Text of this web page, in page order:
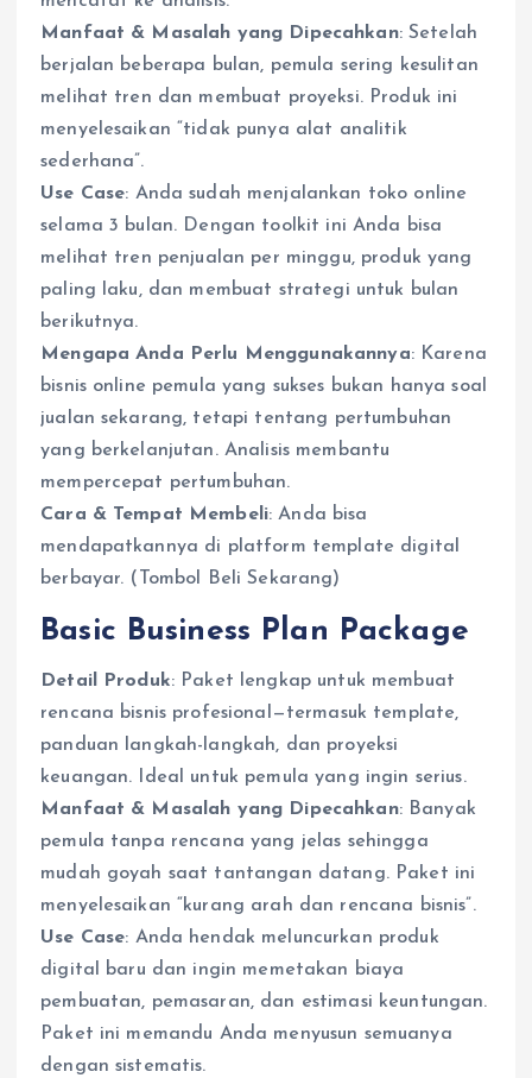
Manfaat & Masalah yang Dipecahkan: Setelah
berjalan beberapa bulan, pemula sering kesulitan
melihat tren dan membuat proyeksi. Produk ini
menyelesaikan “tidak punya alat analitik
sederhana”.
Use Case: Anda sudah menjalankan toko online
selama 3 bulan. Dengan toolkit ini Anda bisa
melihat tren penjualan per minggu, produk yang
paling laku, dan membuat strategi untuk bulan
berikutnya.
Mengapa Anda Perlu Menggunakannya: Karena
bisnis online pemula yang sukses bukan hanya soal
jualan sekarang, tetapi tentang pertumbuhan
yang berkelanjutan. Analisis membantu
mempercepat pertumbuhan.
Cara & Tempat Membeli: Anda bisa
mendapatkannya di platform template digital
berbayar. (Tombol Beli Sekarang)
Basic Business Plan Package
Detail Produk: Paket lengkap untuk membuat
rencana bisnis profesional—termasuk template,
panduan langkah-langkah, dan proyeksi
keuangan. Ideal untuk pemula yang ingin serius.
Manfaat & Masalah yang Dipecahkan: Banyak
pemula tanpa rencana yang jelas sehingga
mudah goyah saat tantangan datang. Paket ini
menyelesaikan “kurang arah dan rencana bisnis”.
Use Case: Anda hendak meluncurkan produk
digital baru dan ingin memetakan biaya
pembuatan, pemasaran, dan estimasi keuntungan.
Paket ini memandu Anda menyusun semuanya
dengan sistematis.